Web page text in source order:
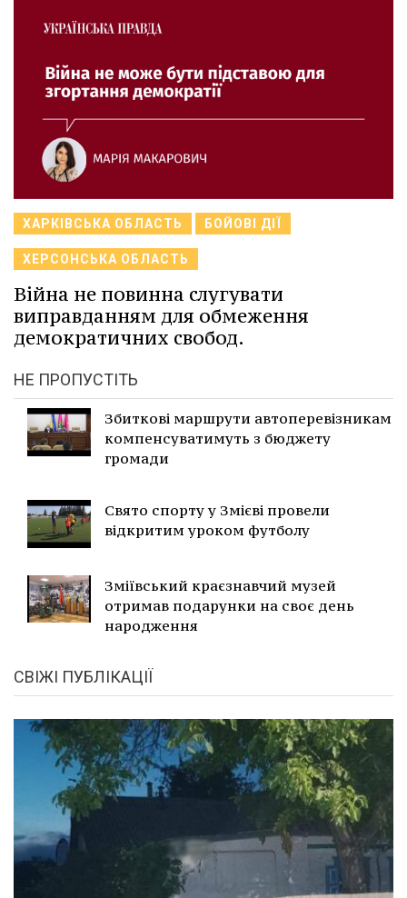
ХАРКІВСЬКА ОБЛАСТЬ БОЙОВІ ДІЇ
ХЕРСОНСЬКА ОБЛАСТЬ
Війна не повинна слугувати
виправданням для обмеження
демократичних свобод.
НЕ ПРОПУСТІТЬ
Збиткові маршрути автоперевізникам
компенсуватимуть з бюджету
громади
Свято спорту у Змієві провели
відкритим уроком футболу
Зміївський краєзнавчий музей
отримав подарунки на своє день
народження
СВІЖІ ПУБЛІКАЦІЇ